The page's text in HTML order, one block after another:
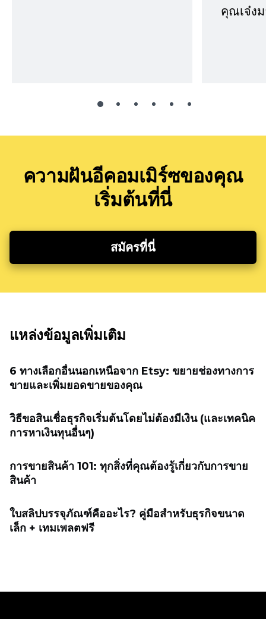
คุณเจ๋ง
ความฝันอีคอมเมิร์ซของคุณ
เริ่มต้นที่นี่
สมัครที่นี่
แหล่งข้อมูลเพิ่มเติม
6 ทางเลือกอื่นนอกเหนือจาก Etsy: ขยายช่องทางการ
ขายและเพิ่มยอดขายของคุณ
วิธีขอสินเชื่อธุรกิจเริ่มต้นโดยไม่ต้องมีเงิน (และเทคนิค
การหาเงินทุนอื่นๆ)
การขายสินค้า 101: ทุกสิ่งที่คุณต้องรู้เกี่ยวกับการขาย
สินค้า
ใบสลิปบรรจุภัณฑ์คืออะไร? คู่มือสำหรับธุรกิจขนาด
เล็ก + เทมเพลตฟรี